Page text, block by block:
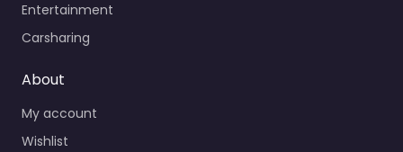
Entertainment
Carsharing
About
My account
Wishlist